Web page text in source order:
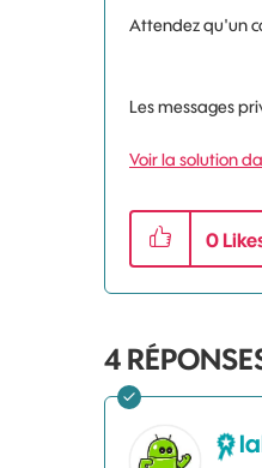
Attendez qu'un
Les messages
Voir la solution
0
4